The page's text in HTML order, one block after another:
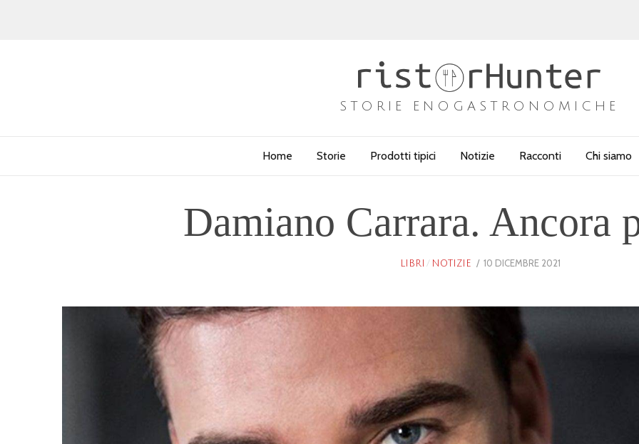
STORIE ENOGASTRONOMICHE
Home Storie Prodotti tipici Notizie Racconti Chi siamo
Damiano Carrara. Ancora
LIBRI / NOTIZIE
POSTED
10 DICEMBRE 2021